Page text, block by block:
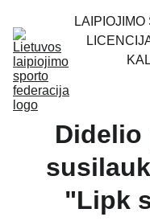
"Lipk